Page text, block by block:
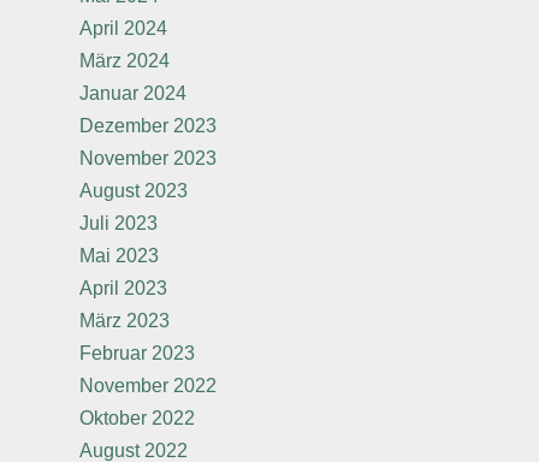
April 2024
März 2024
Januar 2024
Dezember 2023
November 2023
August 2023
Juli 2023
Mai 2023
April 2023
März 2023
Februar 2023
November 2022
Oktober 2022
August 2022